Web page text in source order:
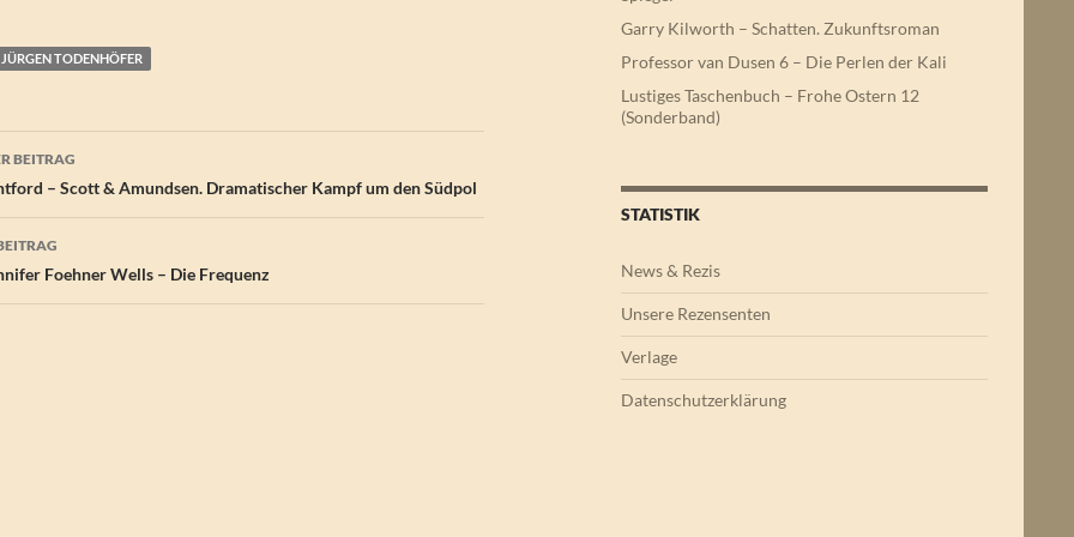
JÜRGEN TODENHÖFER
BEITRAG
– Scott & Amundsen. Dramatischer Kampf um den Südpol
Foehner Wells – Die Frequenz
Garry Kilworth – Schatten. Zukunftsroman
Professor van Dusen 6 – Die Perlen der Kali
Lustiges Taschenbuch – Frohe Ostern 12
(Sonderband)
STATISTIK
News & Rezis
Unsere Rezensenten
Verlage
Datenschutzerklärung